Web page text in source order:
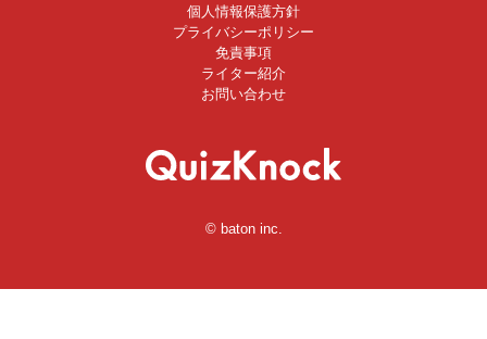
個人情報保護方針
プライバシーポリシー
免責事項
ライター紹介
お問い合わせ
© baton inc.